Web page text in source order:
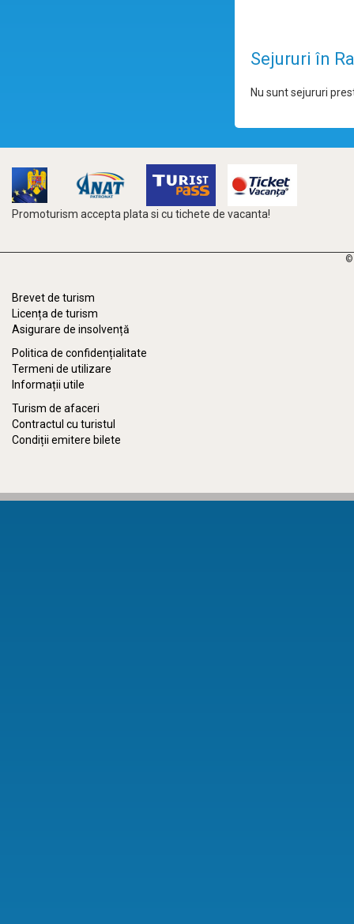
Sejururi în
Nu sunt sejururi
Promoturism accepta plata si cu tichete de vacanta!
©
Brevet de turism
Licența de turism
Asigurare de insolvență
Politica de confidențialitate
Termeni de utilizare
Informații utile
Turism de afaceri
Contractul cu turistul
Condiții emitere bilete